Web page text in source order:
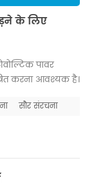
के लिए
पावर
करना आवश्यक है।
द्वारा निभाई
सकता है। इसलिए,
सौर संरचना